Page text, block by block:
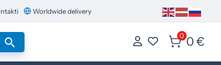
Worldwide delivery
0 0 €